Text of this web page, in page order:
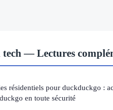
— Lectures
résidentiels pour duckduckgo :
en toute sécurité